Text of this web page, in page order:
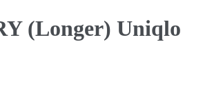
(Longer) Uniqlo